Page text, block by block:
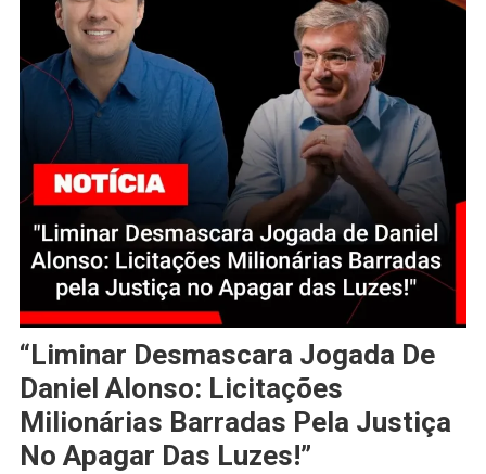
“Liminar Desmascara Jogada De
Daniel Alonso: Licitações
Milionárias Barradas Pela Justiça
No Apagar Das Luzes!”